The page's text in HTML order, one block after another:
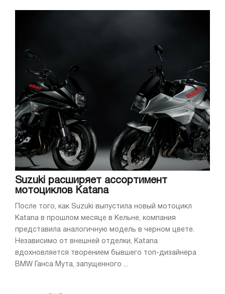
Suzuki расширяет ассортимент
мотоциклов Katana
После того, как Suzuki выпустила новый мотоцикл
Katana в прошлом месяце в Кельне, компания
представила аналогичную модель в черном цвете.
Независимо от внешней отделки, Katana
вдохновляется творением бывшего топ-дизайнера
BMW Ганса Мута, запущенного ...